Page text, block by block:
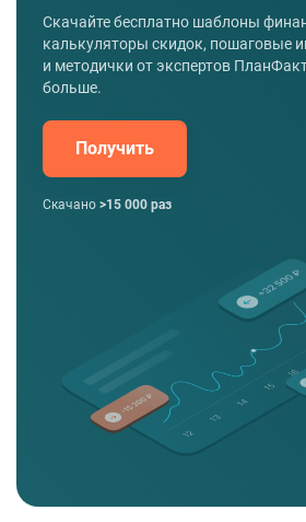
Скачайте бесплатно шаблоны
калькуляторы скидок, пошаговые
и методички от экспертов
больше.
Получить
Скачано >15 000 раз